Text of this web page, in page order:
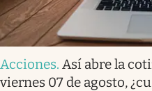
Acciones. Así abre la
viernes 07 de agosto,